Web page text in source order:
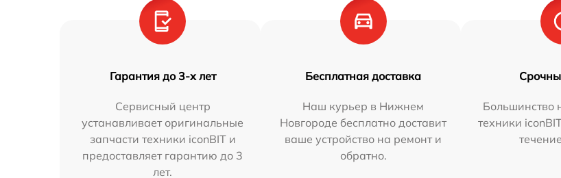
Гарантия до 3-х лет
Сервисный центр
устанавливает оригинальные
запчасти техники iconBIT и
предоставляет гарантию до 3
лет.
Бесплатная доставка
Наш курьер в Нижнем
Новгороде бесплатно доставит
ваше устройство на ремонт и
обратно.
Большинство
техники